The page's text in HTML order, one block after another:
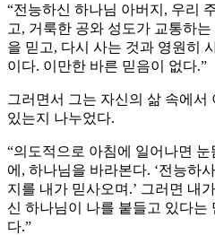
“전능하신 하나님 아버지, 우리
고, 거룩한 공와 성도가 교통하
을 믿고, 다시 사는 것과 영원히
이다. 이만한 바른 믿음이 없다.”
그러면서 그는 자신의 삶 속에서
있는지 나누었다.
“의도적으로 아침에 일어나면
에, 하나님을 바라본다. ‘전능하
지를 내가 믿사오며.’ 그러면 내
신 하나님이 나를 붙들고 있다
다.”